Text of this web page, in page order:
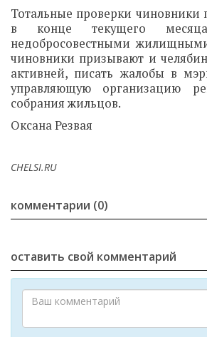
Тотальные проверки чиновники
в конце текущего
недобросовестными
чиновники призывают и
активней, писать жалобы в
управляющую организацию
собрания жильцов.
Оксана Резвая
CHELSI.RU
комментарии (0)
оставить свой комментарий